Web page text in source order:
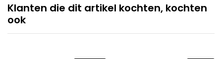
Klanten die dit artikel kochten, kochten
ook